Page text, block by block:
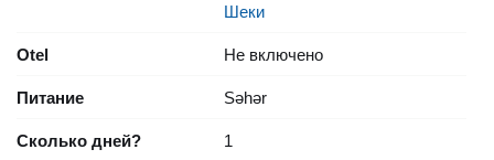
Шеки
Otel Не включено
Питание Səhər
Сколько дней? 1